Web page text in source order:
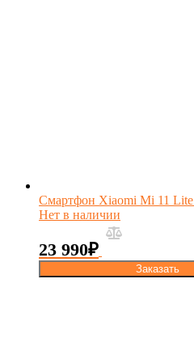
Смартфон Xiaomi Mi 11
Нет в наличии
23 990₽
Заказать